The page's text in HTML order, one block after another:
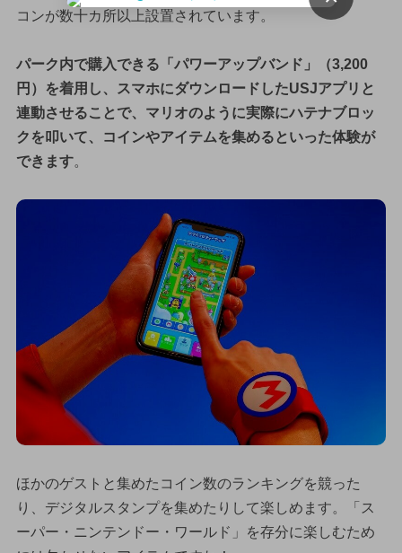
コンが数十カ所以上設置されています。
パーク内で購入できる「パワーアップバンド」（3,200
円）を着用し、スマホにダウンロードしたUSJアプリと
連動させることで、マリオのように実際にハテナブロッ
クを叩いて、コインやアイテムを集めるといった体験が
できます。
ほかのゲストと集めたコイン数のランキングを競った
り、デジタルスタンプを集めたりして楽しめます。「ス
ーパー・ニンテンドー・ワールド」を存分に楽しむため